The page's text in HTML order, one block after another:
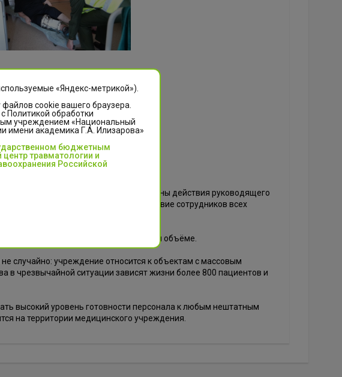
угрозу. В ходе учений были отработаны действия руководящего
персонала; взаимодействие сотрудников всех
задачи выполнены в полном объёме.
случайно: учреждение относится к объектам с массовым
в чрезвычайной ситуации зависят жизни более 800 пациентов и
высокий уровень готовности персонала к любым нештатным
на территории медицинского учреждения.
«Яндекс-метрикой»).
cookie вашего браузера.
Политикой обработки
учреждением «Национальный
имени академика Г.А. Илизарова»
бюджетным
травматологии и
Российской